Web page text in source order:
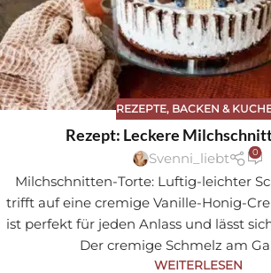
REZEPTE, BACKEN &
Rezept: Leckere
Svenni_liebt 0
Milchschnitten-Torte: Luftig-leichter
trifft auf eine cremige Vanille-Honig-
ist perfekt für jeden Anlass und lässt
Der cremige Schmelz am
WEITERLESEN